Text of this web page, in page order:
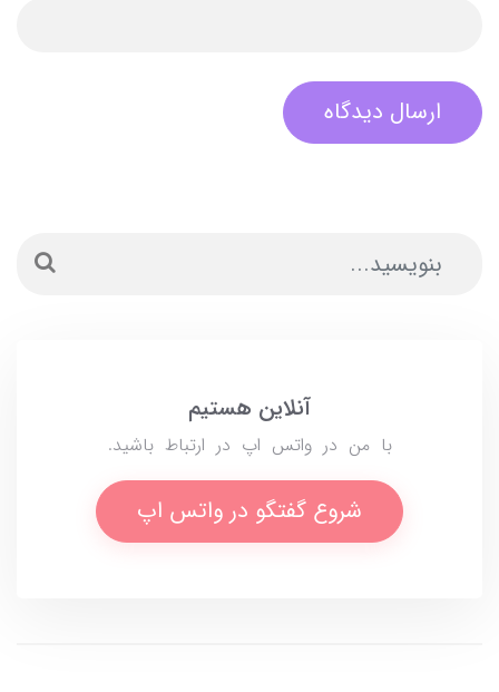
ارسال دیدگاه
آنلاین هستیم
با من در واتس اپ در ارتباط باشید.
شروع گفتگو در واتس اپ